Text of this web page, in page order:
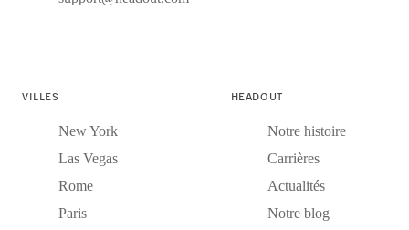
VILLES
New York
Las Vegas
Rome
Paris
HEADOUT
Notre histoire
Carrières
Actualités
Notre blog